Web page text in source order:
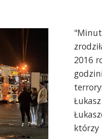
2016
którzy